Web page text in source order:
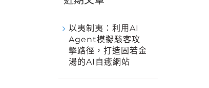
以夷制夷：利用AI
Agent模擬駭客攻
擊路徑，打造固若金
湯的AI自癒網站